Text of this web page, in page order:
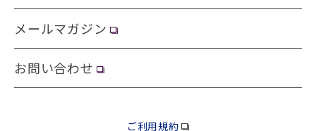
メールマガジン
お問い合わせ
ご利用規約